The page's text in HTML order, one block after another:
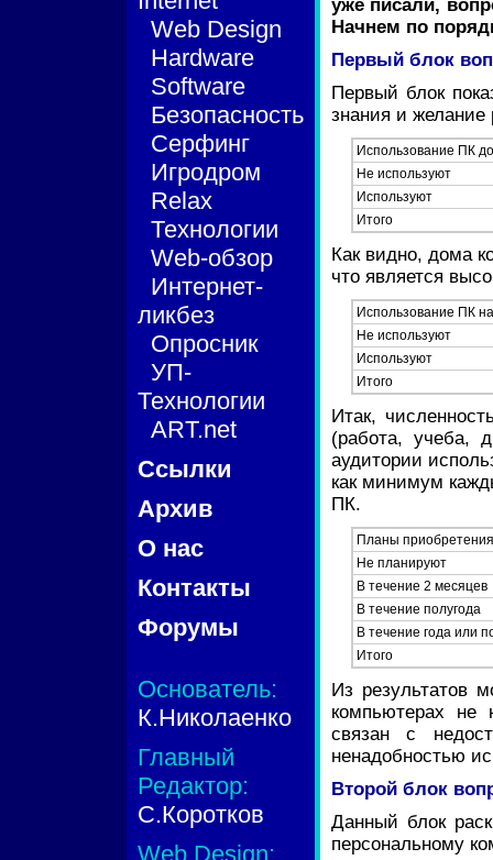
Web Design
Hardware
Software
Безопасность
Серфинг
Игродром
Relax
Технологии
Web-обзор
Интернет-
ликбез
Опросник
УП-
Технологии
ART.net
Ссылки
Архив
О нас
Контакты
Форумы
Основатель:
К.Николаенко
Главный
Редактор:
С.Коротков
Web Design:
уже писали,
Начнем по
Первый блок
Первый блок
знания и желание
Использование ПК
Не используют
Используют
Итого
Как видно, дома
что является
Использование ПК
Не используют
Используют
Итого
Итак,
(работа, учеба,
аудитории
как минимум
ПК.
Планы
Не планируют
В течение 2 месяцев
В течение полугода
В течение года или
Итого
Из результатов
компьютерах не
связан с
ненадобностью
Второй блок
Данный блок
персональному